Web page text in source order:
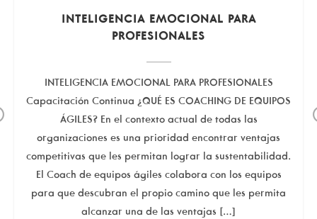
Previous
INTELIGENCIA EMOCIONAL PARA
PROFESIONALES
INTELIGENCIA EMOCIONAL PARA PROFESIONALES
Capacitación Continua ¿QUÉ ES COACHING DE EQUIPOS
ÁGILES? En el contexto actual de todas las
organizaciones es una prioridad encontrar ventajas
competitivas que les permitan lograr la sustentabilidad.
El Coach de equipos ágiles colabora con los equipos
para que descubran el propio camino que les permita
alcanzar una de las ventajas […]